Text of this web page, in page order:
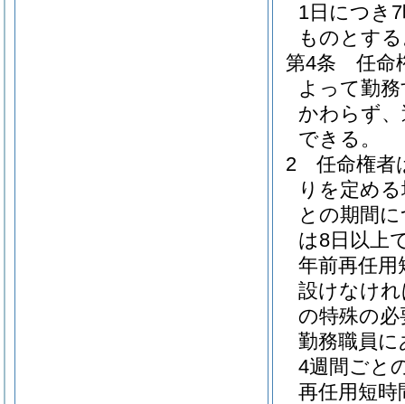
1日につき
ものとす
第4条
任命
よって勤
かわらず
できる。
2
任命権者
りを定め
との期間
は8日以上
年前再任用
設けなけ
の特殊の必
勤務職員に
4週間ごと
再任用短時